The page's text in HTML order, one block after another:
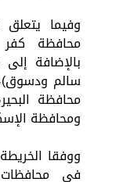
محافظة
بالإضافة
محافظة
ومحافظة
في محافظات